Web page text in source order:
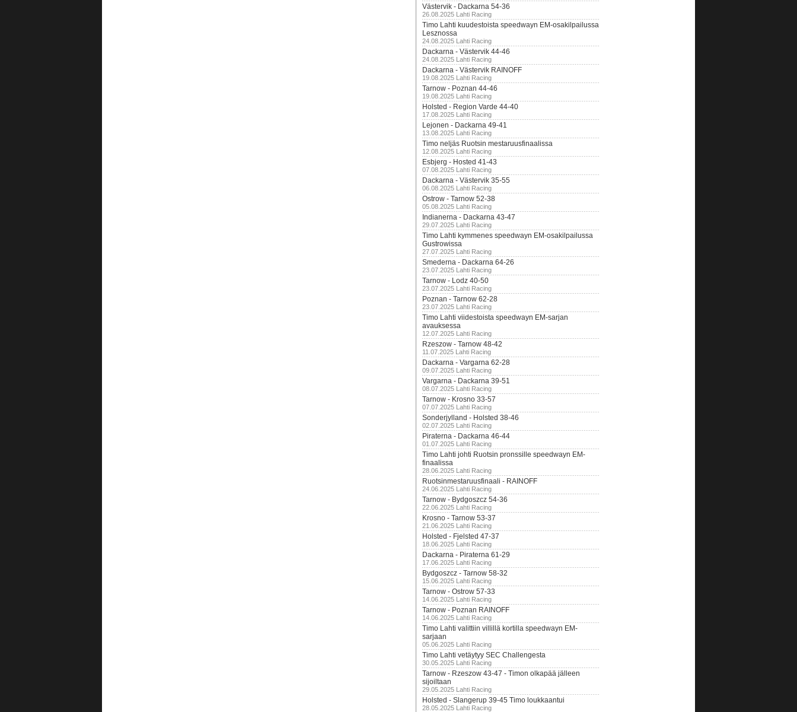
Västervik - Dackarna 54-36
26.08.2025 Lahti Racing
Timo Lahti kuudestoista speedwayn EM-osakilpailussa
Lesznossa
24.08.2025 Lahti Racing
Dackarna - Västervik 44-46
24.08.2025 Lahti Racing
Dackarna - Västervik RAINOFF
19.08.2025 Lahti Racing
Tarnow - Poznan 44-46
19.08.2025 Lahti Racing
Holsted - Region Varde 44-40
17.08.2025 Lahti Racing
Lejonen - Dackarna 49-41
13.08.2025 Lahti Racing
Timo neljäs Ruotsin mestaruusfinaalissa
12.08.2025 Lahti Racing
Esbjerg - Hosted 41-43
07.08.2025 Lahti Racing
Dackarna - Västervik 35-55
06.08.2025 Lahti Racing
Ostrow - Tarnow 52-38
05.08.2025 Lahti Racing
Indianerna - Dackarna 43-47
29.07.2025 Lahti Racing
Timo Lahti kymmenes speedwayn EM-osakilpailussa
Gustrowissa
27.07.2025 Lahti Racing
Smederna - Dackarna 64-26
23.07.2025 Lahti Racing
Tarnow - Lodz 40-50
23.07.2025 Lahti Racing
Poznan - Tarnow 62-28
23.07.2025 Lahti Racing
Timo Lahti viidestoista speedwayn EM-sarjan
avauksessa
12.07.2025 Lahti Racing
Rzeszow - Tarnow 48-42
11.07.2025 Lahti Racing
Dackarna - Vargarna 62-28
09.07.2025 Lahti Racing
Vargarna - Dackarna 39-51
08.07.2025 Lahti Racing
Tarnow - Krosno 33-57
07.07.2025 Lahti Racing
Sonderjylland - Holsted 38-46
02.07.2025 Lahti Racing
Piraterna - Dackarna 46-44
01.07.2025 Lahti Racing
Timo Lahti johti Ruotsin pronssille speedwayn EM-
finaalissa
28.06.2025 Lahti Racing
Ruotsinmestaruusfinaali - RAINOFF
24.06.2025 Lahti Racing
Tarnow - Bydgoszcz 54-36
22.06.2025 Lahti Racing
Krosno - Tarnow 53-37
21.06.2025 Lahti Racing
Holsted - Fjelsted 47-37
18.06.2025 Lahti Racing
Dackarna - Piraterna 61-29
17.06.2025 Lahti Racing
Bydgoszcz - Tarnow 58-32
15.06.2025 Lahti Racing
Tarnow - Ostrow 57-33
14.06.2025 Lahti Racing
Tarnow - Poznan RAINOFF
14.06.2025 Lahti Racing
Timo Lahti valittiin villillä kortilla speedwayn EM-
sarjaan
05.06.2025 Lahti Racing
Timo Lahti vetäytyy SEC Challengesta
30.05.2025 Lahti Racing
Tarnow - Rzeszow 43-47 - Timon olkapää jälleen
sijoiltaan
29.05.2025 Lahti Racing
Holsted - Slangerup 39-45 Timo loukkaantui
28.05.2025 Lahti Racing